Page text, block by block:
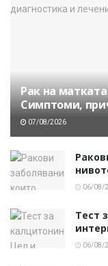
Рак на
Симптоми,
07/08/2026
06/08/
Тест
06/08/